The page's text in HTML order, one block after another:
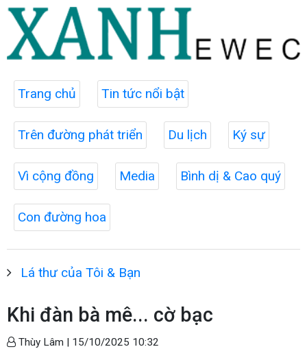
Trang chủ Tin tức nổi bật
Trên đường phát triển Du lịch Ký sự
Vì cộng đồng Media Bình dị & Cao quý
Con đường hoa
Lá thư của Tôi & Bạn
Khi đàn bà mê... cờ bạc
Thùy Lâm | 15/10/2025 10:32